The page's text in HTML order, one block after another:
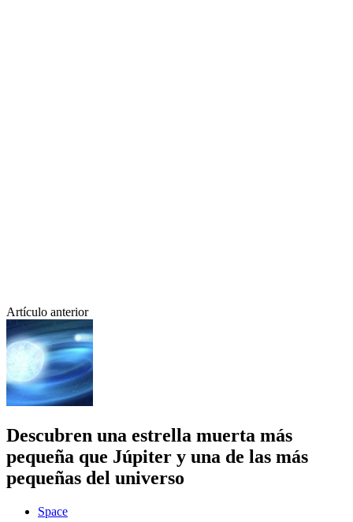
Artículo anterior
Descubren una estrella muerta más
pequeña que Júpiter y una de las más
pequeñas del universo
Space